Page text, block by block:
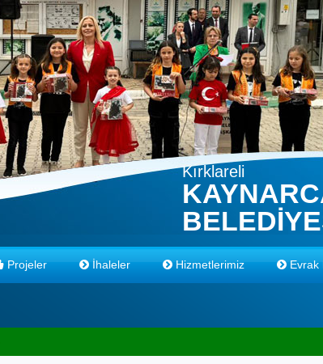
Kırklareli
Projeler İhaleler Hizmetlerimiz Evrak